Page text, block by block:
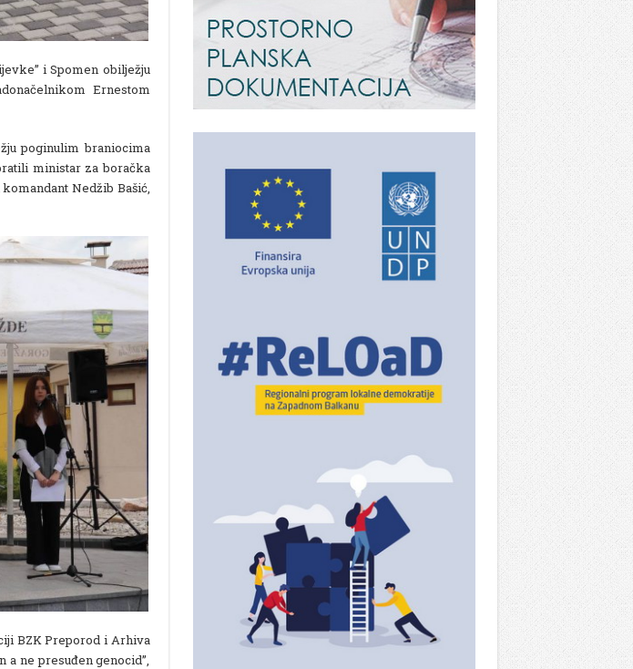
i Spomen obilježju
Ernestom
poginulim braniocima
ministar za boračka
Nedžib Bašić,
BZK Preporod i Arhiva
a ne presuđen genocid”,